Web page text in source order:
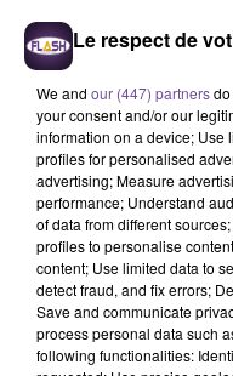
7h50
7h50
BENSON BOONE
In The Stars
7h40
7h40
Le respect de
We and our (447) partners
your consent and/or our
information on a device; Use
profiles for personalised
advertising; Measure
performance; Understand
of data from different
profiles to personalise
content; Use limited data to
detect fraud, and fix errors;
Save and communicate
process personal data such
following functionalities: